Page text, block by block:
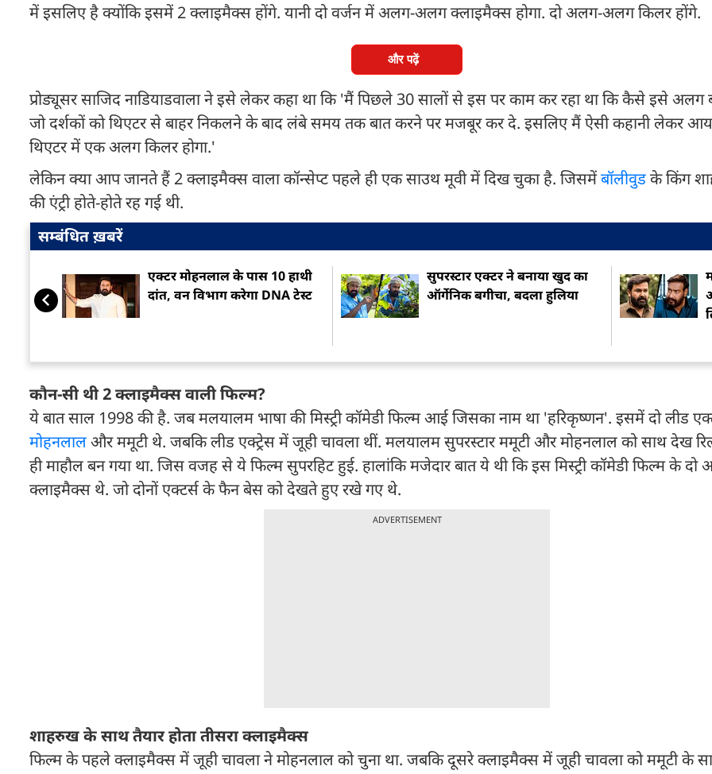
में इसलिए है क्योंकि इसमें 2 क्लाइमैक्स होंगे. यानी दो वर्जन में अलग-अलग क्लाइमैक्स होगा. दो अलग-अलग किलर होंगे.
और पढ़ें
प्रोड्यूसर साजिद नाडियाडवाला ने इसे लेकर कहा था कि 'मैं पिछले 30 सालों से इस पर काम कर रहा था कि कैसे इसे अलग
जो दर्शकों को थिएटर से बाहर निकलने के बाद लंबे समय तक बात करने पर मजबूर कर दे. इसलिए मैं ऐसी कहानी लेकर
थिएटर में एक अलग किलर होगा.'
लेकिन क्या आप जानते हैं 2 क्लाइमैक्स वाला कॉन्सेप्ट पहले ही एक साउथ मूवी में दिख चुका है. जिसमेंबॉलीवुडके किंग
की एंट्री होते-होते रह गई थी.
सम्बंधित ख़बरें
एक्टर मोहनलाल के पास 10 हाथी
दांत, वन विभाग करेगा DNA टेस्ट
सुपरस्टार एक्टर ने बनाया खुद का
ऑर्गेनिक बगीचा, बदला हुल‍िया
कौन-सी थी 2 क्लाइमैक्स वाली फिल्म?
ये बात साल 1998 की है. जब मलयालम भाषा की मिस्ट्री कॉमेडी फिल्म आई जिसका नाम था 'हरिकृष्णन'. इसमें दो लीड
मोहनलालऔर ममूटी थे. जबकि लीड एक्ट्रेस में जूही चावला थीं. मलयालम सुपरस्टार ममूटी और मोहनलाल को साथ देख
ही माहौल बन गया था. जिस वजह से ये फिल्म सुपरहिट हुई. हालांकि मजेदार बात ये थी कि इस मिस्ट्री कॉमेडी फिल्म के
क्लाइमैक्स थे. जो दोनों एक्टर्स के फैन बेस को देखते हुए रखे गए थे.
ADVERTISEMENT
शाहरुख के साथ तैयार होता तीसरा क्लाइमैक्स
फिल्म के पहले क्लाइमैक्स में जूही चावला ने मोहनलाल को चुना था. जबकि दूसरे क्लाइमैक्स में जूही चावला को ममूटी के